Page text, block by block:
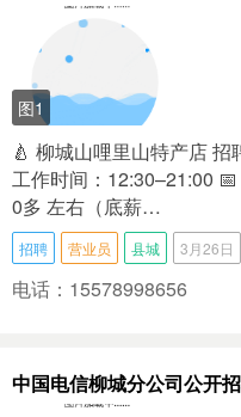
图1
🍐 柳城山哩里山特产店
工作时间：12:30–21:00
0多 左右（底薪…
招聘 营业员 县城 3月26日
电话：15578998656
中国电信柳城分公司公开